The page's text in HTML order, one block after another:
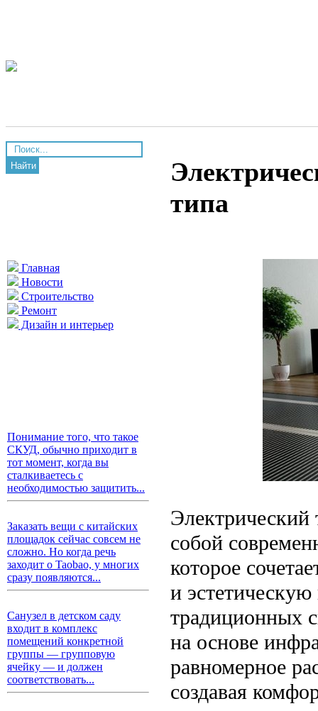
Найти
Главная
Новости
Строительство
Ремонт
Дизайн и интерьер
Понимание того, что такое
СКУД, обычно приходит в
тот момент, когда вы
сталкиваетесь с
необходимостью защитить...
Заказать вещи с китайских
площадок сейчас совсем не
сложно. Но когда речь
заходит о Taobao, у многих
сразу появляются...
Санузел в детском саду
входит в комплекс
помещений конкретной
группы — групповую
ячейку — и должен
соответствовать...
типа
Электрический
собой
которое
и
традиционных
на основе
равномерное
создавая